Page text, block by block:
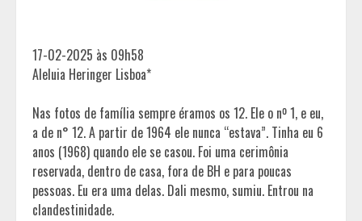
17-02-2025 às 09h58
Aleluia Heringer Lisboa*
Nas fotos de família sempre éramos os 12. Ele o nº 1, e eu,
a de n° 12. A partir de 1964 ele nunca “estava”. Tinha eu 6
anos (1968) quando ele se casou. Foi uma cerimônia
reservada, dentro de casa, fora de BH e para poucas
pessoas. Eu era uma delas. Dali mesmo, sumiu. Entrou na
clandestinidade.